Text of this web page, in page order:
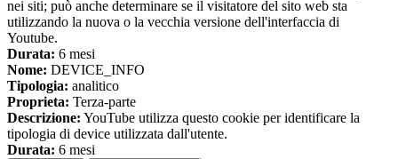
nei siti; può anche determinare se il visitatore del sito web sta
utilizzando la nuova o la vecchia versione dell'interfaccia di
Youtube.
Durata: 6 mesi
Nome: DEVICE_INFO
Tipologia: analitico
Proprieta: Terza-parte
Descrizione: YouTube utilizza questo cookie per identificare la
tipologia di device utilizzata dall'utente.
Durata: 6 mesi